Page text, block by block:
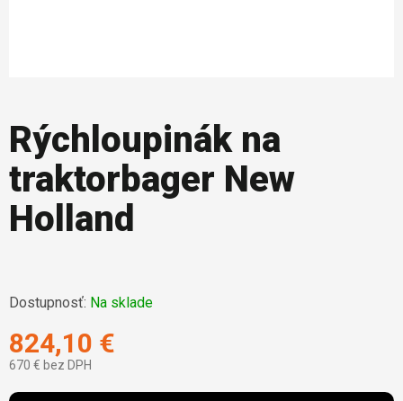
Rýchloupinák na
traktorbager New
Holland
Dostupnosť: Na sklade
824,10 €
670 € bez DPH
Jednotková cena: